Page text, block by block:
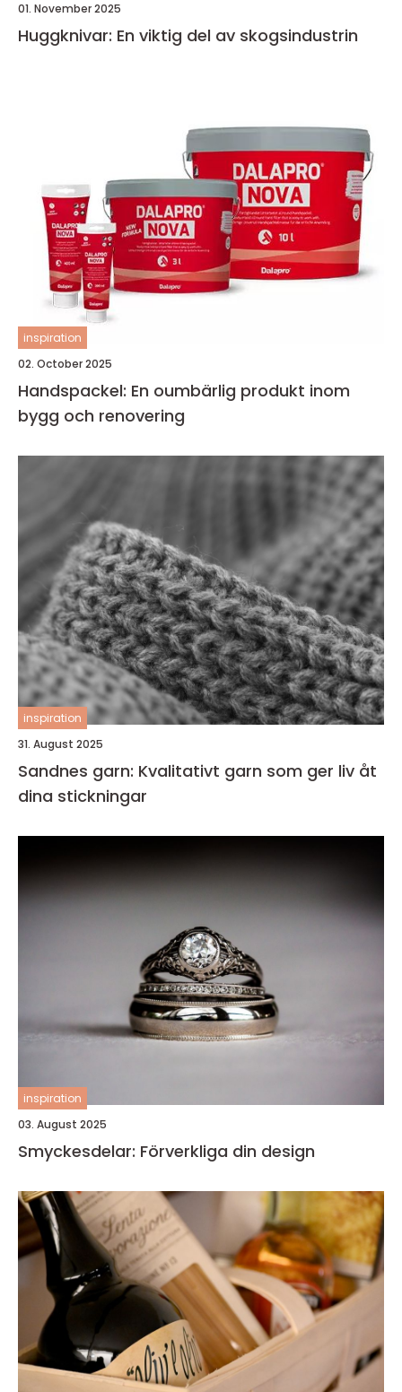
01. November 2025
Huggknivar: En viktig del av skogsindustrin
inspiration
02. October 2025
Handspackel: En oumbärlig produkt inom
bygg och renovering
inspiration
31. August 2025
Sandnes garn: Kvalitativt garn som ger liv åt
dina stickningar
inspiration
03. August 2025
Smyckesdelar: Förverkliga din design